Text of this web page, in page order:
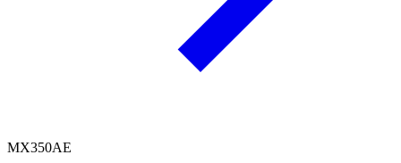
MX350AE